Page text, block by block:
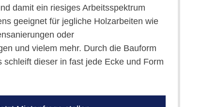
damit ein riesiges Arbeitsspektrum
geeignet für jegliche Holzarbeiten wie
oder
und vielem mehr. Durch die Bauform
schleift dieser in fast jede Ecke und Form